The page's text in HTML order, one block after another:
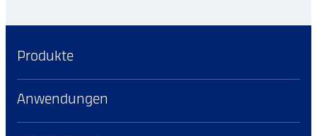
Produkte
Anwendungen